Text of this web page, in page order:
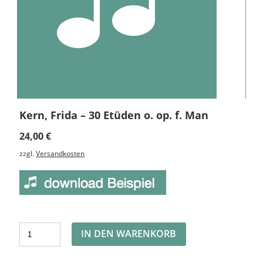
Kern, Frida – 30 Etüden o. op. f. Man
24,00€
zzgl.Versandkosten
IN DEN WARENKORB